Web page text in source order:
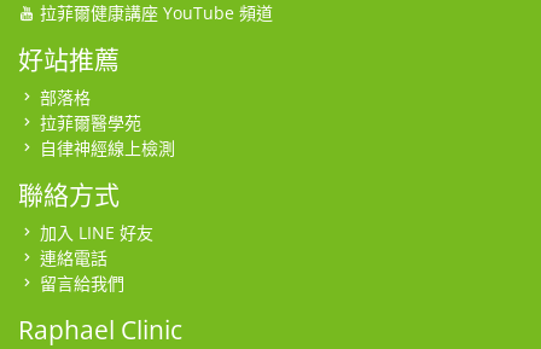
拉菲爾健康講座 YouTube 頻道
好站推薦
部落格
拉菲爾醫學苑
自律神經線上檢測
聯絡方式
加入 LINE 好友
連絡電話
留言給我們
Raphael Clinic